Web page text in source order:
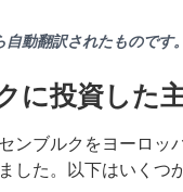
自動翻訳されたもので
に投資した
ンブルクをヨーロ
した。以下はいくつ